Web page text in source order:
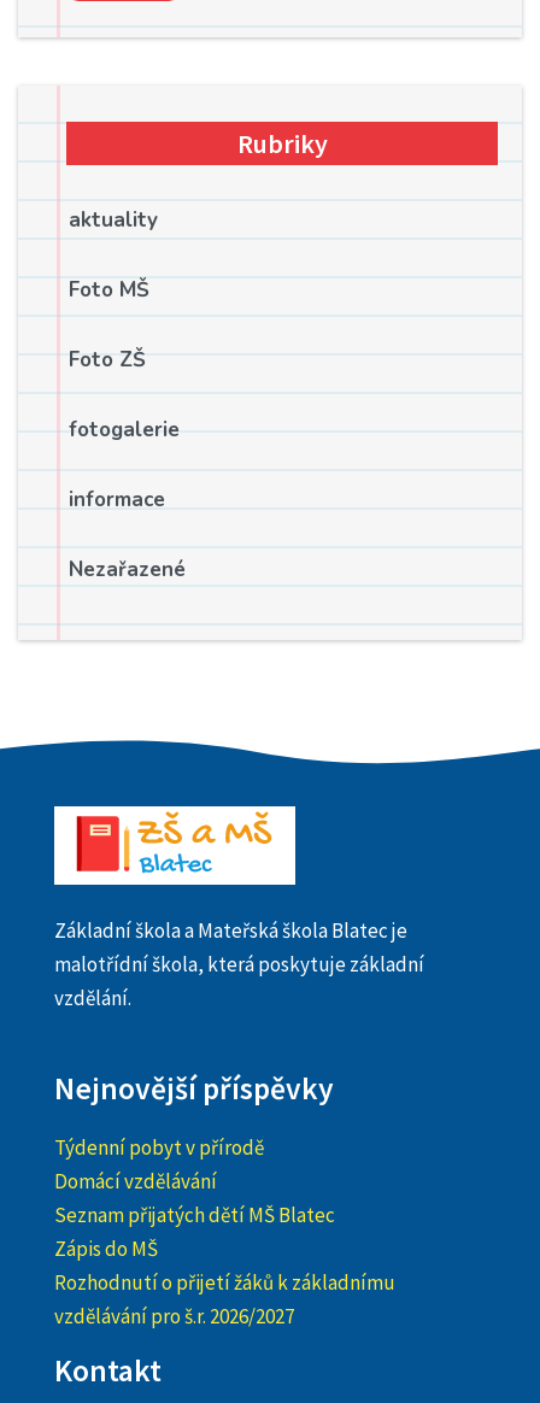
Rubriky
aktuality
Foto MŠ
Foto ZŠ
fotogalerie
informace
Nezařazené
Základní škola a Mateřská škola Blatec je
malotřídní škola, která poskytuje základní
vzdělání.
Nejnovější příspěvky
Týdenní pobyt v přírodě
Domácí vzdělávání
Seznam přijatých dětí MŠ Blatec
Zápis do MŠ
Rozhodnutí o přijetí žáků k základnímu
vzdělávání pro š.r. 2026/2027
Kontakt